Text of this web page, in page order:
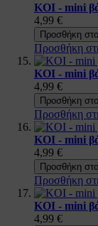
KOI - mini
4,99 €
Προσθήκη
Προσθήκη
KOI - mini
4,99 €
Προσθήκη
Προσθήκη
KOI - mini
4,99 €
Προσθήκη
Προσθήκη
KOI - mini
4,99 €